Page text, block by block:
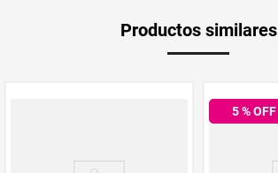
Productos similares
5% OFF